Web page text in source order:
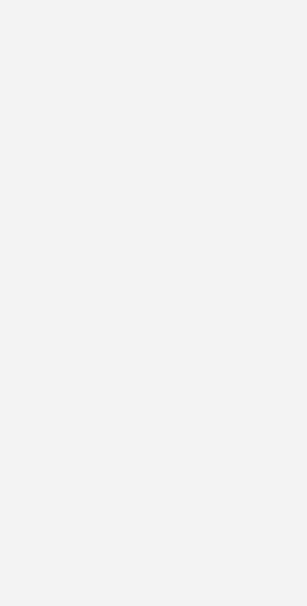
zum Thema Heiz- und Kühlflächen,
zum Thema Gebäude- und
Problem mit dem
erhalten Sie regelmäßig von uns
und Neuigkeiten, gebündelt und